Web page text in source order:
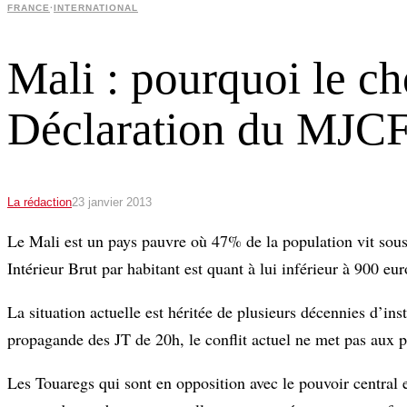
FRANCE·INTERNATIONAL
Mali : pourquoi le
Déclaration du
La rédaction23 janvier 2013
Le Mali est un pays pauvre où 47% de la population vit
Intérieur Brut par habitant est quant à lui inférieur à 900
La situation actuelle est héritée de plusieurs décennies
propagande des JT de 20h, le conflit actuel ne met pas aux
Les Touaregs qui sont en opposition avec le pouvoir